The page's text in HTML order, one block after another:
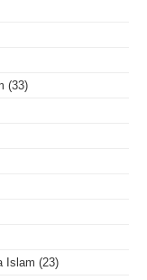
(33)
Islam (23)